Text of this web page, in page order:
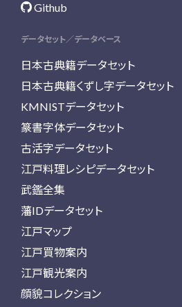
Github
データセット／データベース
日本古典籍データセット
日本古典籍くずし字データセット
KMNISTデータセット
篆書字体データセット
古活字データセット
江戸料理レシピデータセット
武鑑全集
藩IDデータセット
江戸マップ
江戸買物案内
江戸観光案内
顔貌コレクション